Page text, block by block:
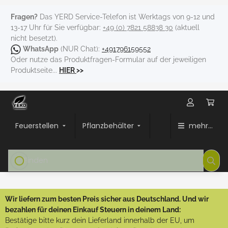
Fragen? Das YERD Service-Telefon ist Werktags von 9-12 und
13-17 Uhr für Sie verfügbar: +49 (0) 7821 58838 30 (aktuell
nicht besetzt).
WhatsApp (NUR Chat): +491796159552
Oder nutze das Produktfragen-Formular auf der jeweiligen
Produktseite... HIER>>
Feuerstellen Pflanzbehälter mehr...
Wir liefern zum besten Preis sicher aus Deutschland. Und wir
bezahlen für deinen Einkauf Steuern in deinem Land:
Bestätige bitte kurz dein Lieferland innerhalb der EU, um